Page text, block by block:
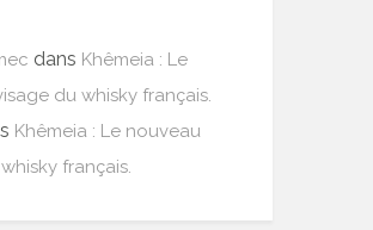
dans Khêmeia : Le
du whisky français.
Khêmeia : Le nouveau
français.